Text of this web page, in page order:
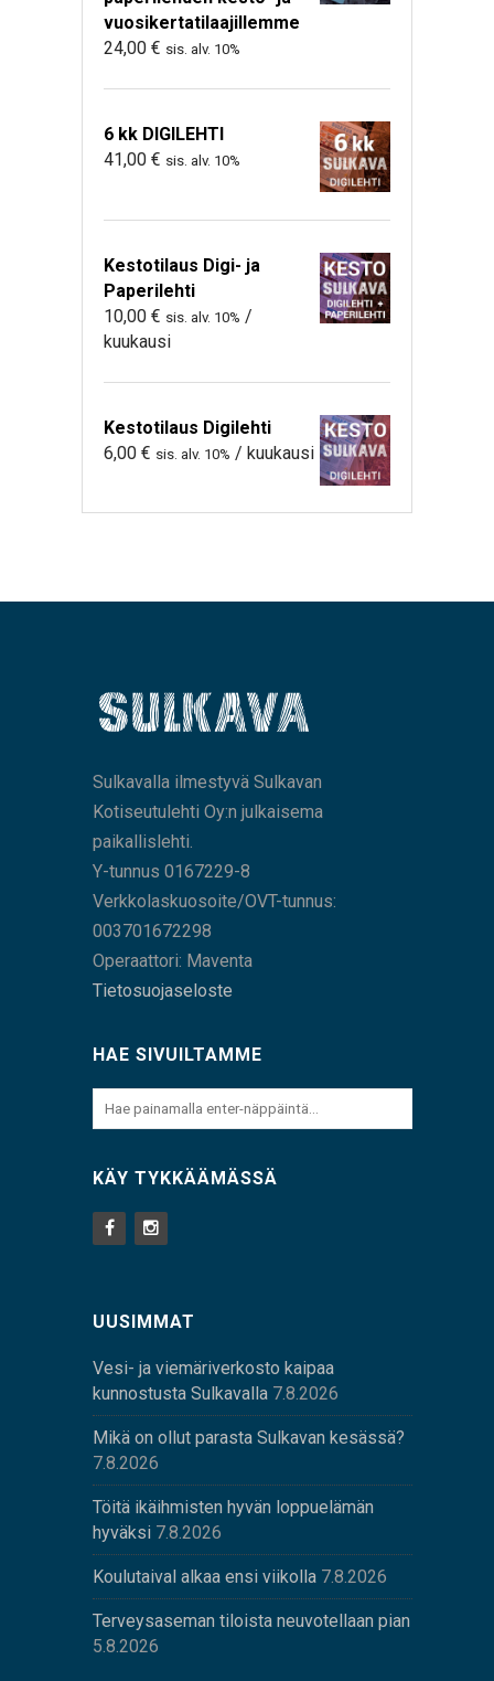
vuosikertatilaajillemme
24,00 € sis. alv. 10%
6 kk DIGILEHTI
41,00 € sis. alv. 10%
Kestotilaus Digi- ja
Paperilehti
10,00 € sis. alv. 10% /
kuukausi
Kestotilaus Digilehti
6,00 € sis. alv. 10% / kuukausi
Sulkavalla ilmestyvä Sulkavan
Kotiseutulehti Oy:n julkaisema
paikallislehti.
Y-tunnus 0167229-8
Verkkolaskuosoite/OVT-tunnus:
003701672298
Operaattori: Maventa
Tietosuojaseloste
HAE SIVUILTAMME
KÄY TYKKÄÄMÄSSÄ
UUSIMMAT
Vesi- ja viemäriverkosto kaipaa
kunnostusta Sulkavalla 7.8.2026
Mikä on ollut parasta Sulkavan kesässä?
7.8.2026
Töitä ikäihmisten hyvän loppuelämän
hyväksi 7.8.2026
Koulutaival alkaa ensi viikolla 7.8.2026
Terveysaseman tiloista neuvotellaan pian
5.8.2026